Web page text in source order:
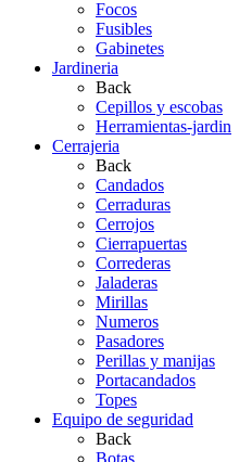
Focos
Fusibles
Gabinetes
Jardineria
Back
Cepillos y escobas
Herramientas-jardin
Cerrajeria
Back
Candados
Cerraduras
Cerrojos
Cierrapuertas
Correderas
Jaladeras
Mirillas
Numeros
Pasadores
Perillas y manijas
Portacandados
Topes
Equipo de seguridad
Back
Botas